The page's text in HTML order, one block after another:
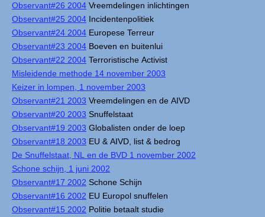
Observant#26 2004 Vreemdelingen inlichtingen
Observant#25 2004 Incidentenpolitiek
Observant#24 2004 Europese Terreur
Observant#23 2004 Boeven en buitenlui
Observant#22 2004 Terroristische Activist
Misleidende methode 14 november 2003
Keizer in lompen, 1 november 2003
Observant#21 2003 Vreemdelingen en de AIVD
Observant#20 2003 Snuffelstaat
Observant#19 2003 Globalisten onder de loep
Observant#18 2003 EU & AIVD, list & bedrog
De Snuffelstaat, NL en de BVD 1 november 2002
Schone schijn, 1 juni 2002
Observant#17 2002 Schone Schijn
Observant#16 2002 EU Europol snuffelen
Observant#15 2002 Politie betaalt studie